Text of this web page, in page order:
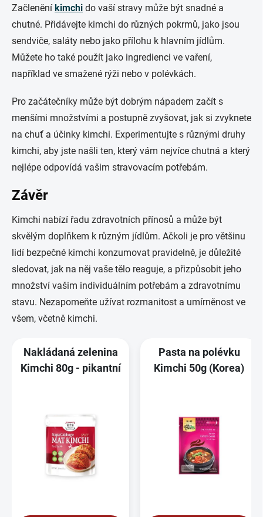
Začlenění kimchi do vaší stravy může být snadné a
chutné. Přidávejte kimchi do různých pokrmů, jako jsou
sendviče, saláty nebo jako přílohu k hlavním jídlům.
Můžete ho také použít jako ingredienci ve vaření,
například ve smažené rýži nebo v polévkách.
Pro začátečníky může být dobrým nápadem začít s
menšími množstvími a postupně zvyšovat, jak si zvyknete
na chuť a účinky kimchi. Experimentujte s různými druhy
kimchi, aby jste našli ten, který vám nejvíce chutná a který
nejlépe odpovídá vašim stravovacím potřebám.
Závěr
Kimchi nabízí řadu zdravotních přínosů a může být
skvělým doplňkem k různým jídlům. Ačkoli je pro většinu
lidí bezpečné kimchi konzumovat pravidelně, je důležité
sledovat, jak na něj vaše tělo reaguje, a přizpůsobit jeho
množství vašim individuálním potřebám a zdravotnímu
stavu. Nezapomeňte užívat rozmanitost a umírněnost ve
všem, včetně kimchi.